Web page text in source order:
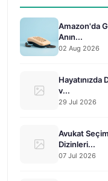
Amazon'da
Anın...
02 Aug 2026
Hayatınızda
v...
29 Jul 2026
Avukat
Dizinleri...
07 Jul 2026